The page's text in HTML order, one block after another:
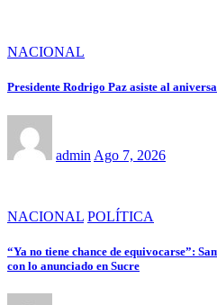
NACIONAL
Presidente Rodrigo Paz asiste al
admin Ago 7, 2026
NACIONAL POLÍTICA
“Ya no tiene chance de equivocarse”:
con lo anunciado en Sucre